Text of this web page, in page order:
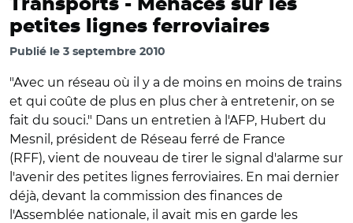
Transports - Menaces sur les
petites lignes ferroviaires
Publié le 3 septembre 2010
"Avec un réseau où il y a de moins en moins de trains
et qui coûte de plus en plus cher à entretenir, on se
fait du souci." Dans un entretien à l'AFP, Hubert du
Mesnil, président de Réseau ferré de France
(RFF), vient de nouveau de tirer le signal d'alarme sur
l'avenir des petites lignes ferroviaires. En mai dernier
déjà, devant la commission des finances de
l'Assemblée nationale, il avait mis en garde les